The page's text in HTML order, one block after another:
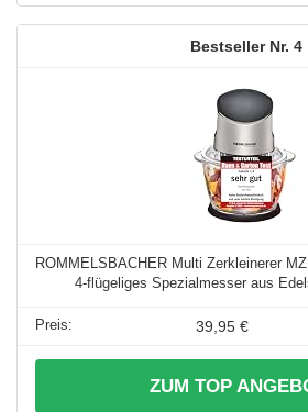
4
ROMMELSBACHER Multi Zerkleinerer
4-flügeliges Spezialmesser aus
39,95 €
ZUM TOP